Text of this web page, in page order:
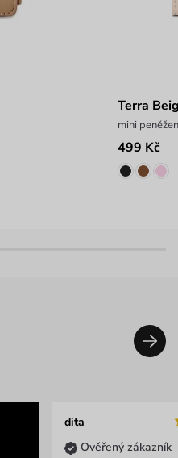
Terra
mini
499 Kč
dita
Ověřený zákazník